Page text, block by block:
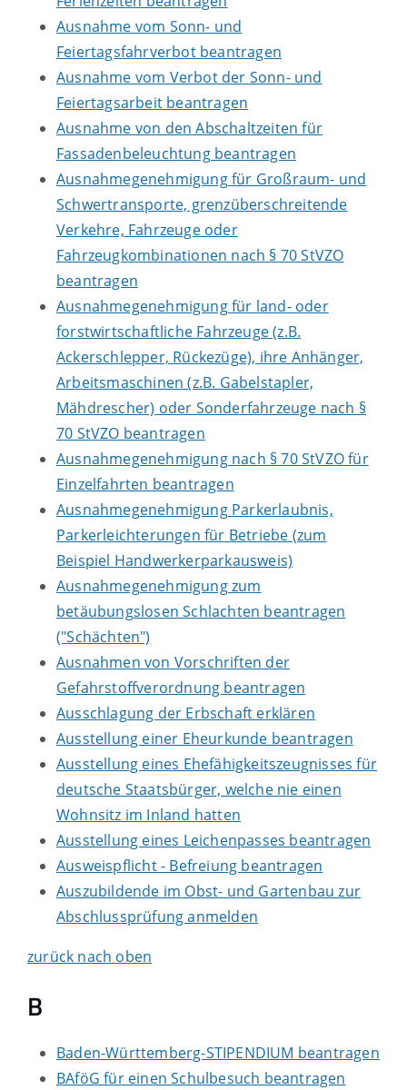
Ausnahme vom Sonn- und
Feiertagsfahrverbot beantragen
Ausnahme vom Verbot der Sonn- und
Feiertagsarbeit beantragen
Ausnahme von den Abschaltzeiten für
Fassadenbeleuchtung beantragen
Ausnahmegenehmigung für Großraum- und
Schwertransporte, grenzüberschreitende
Verkehre, Fahrzeuge oder
Fahrzeugkombinationen nach § 70 StVZO
beantragen
Ausnahmegenehmigung für land- oder
forstwirtschaftliche Fahrzeuge (z.B.
Ackerschlepper, Rückezüge), ihre Anhänger,
Arbeitsmaschinen (z.B. Gabelstapler,
Mähdrescher) oder Sonderfahrzeuge nach §
70 StVZO beantragen
Ausnahmegenehmigung nach § 70 StVZO für
Einzelfahrten beantragen
Ausnahmegenehmigung Parkerlaubnis,
Parkerleichterungen für Betriebe (zum
Beispiel Handwerkerparkausweis)
Ausnahmegenehmigung zum
betäubungslosen Schlachten beantragen
("Schächten")
Ausnahmen von Vorschriften der
Gefahrstoffverordnung beantragen
Ausschlagung der Erbschaft erklären
Ausstellung einer Eheurkunde beantragen
Ausstellung eines Ehefähigkeitszeugnisses für
deutsche Staatsbürger, welche nie einen
Wohnsitz im Inland hatten
Ausstellung eines Leichenpasses beantragen
Ausweispflicht - Befreiung beantragen
Auszubildende im Obst- und Gartenbau zur
Abschlussprüfung anmelden
zurück nach oben
B
Baden-Württemberg-STIPENDIUM beantragen
BAföG für einen Schulbesuch beantragen